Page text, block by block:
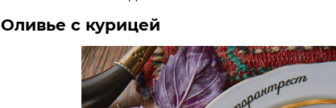
Оливье с курицей